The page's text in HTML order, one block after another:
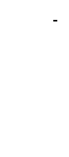
-